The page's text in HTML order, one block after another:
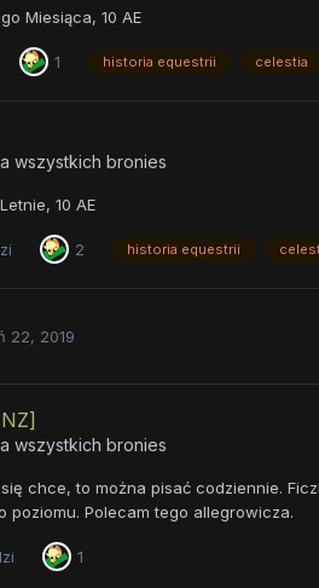
Miesiąca, 10 AE
1 historia equestrii celestia
wszystkich bronies
10 AE
2 historia equestrii
22, 2019
wszystkich bronies
chce, to można pisać codziennie.
Polecam tego allegrowicza.
1